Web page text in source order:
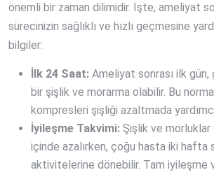
önemli bir zaman dilimidir. İşte, ameliyat
sürecinizin sağlıklı ve hızlı geçmesine
bilgiler:
İlk 24 Saat: Ameliyat sonrası ilk
bir şişlik ve morarma olabilir. Bu
kompresleri şişliği azaltmada
İyileşme Takvimi: Şişlik ve
içinde azalırken, çoğu hasta iki hafta
aktivitelerine dönebilir. Tam iyileşme